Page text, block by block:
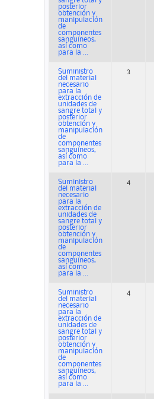
posterior
obtención y
manipulación
de
componentes
sanguíneos,
así como
para la ...
Suministro
del material
necesario
para la
extracción de
unidades de
sangre total y
posterior
obtención y
manipulación
de
componentes
sanguíneos,
así como
para la ...
3
Suministro
del material
necesario
para la
extracción de
unidades de
sangre total y
posterior
obtención y
manipulación
de
componentes
sanguíneos,
así como
para la ...
4
Suministro
del material
necesario
para la
extracción de
unidades de
sangre total y
posterior
obtención y
manipulación
de
componentes
sanguíneos,
así como
para la ...
4